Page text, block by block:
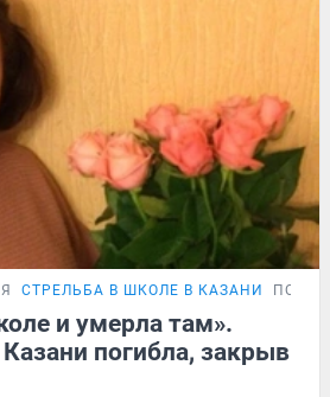
СТРЕЛЬБА В ШКОЛЕ В КАЗАНИ
и умерла там».
погибла, закрыв